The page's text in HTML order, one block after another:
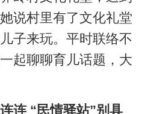
说村里有了文化礼堂
子来玩。平时联络不
起聊聊育儿话题，大
“民情驿站”别具